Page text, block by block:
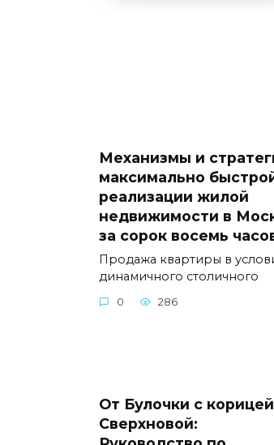
Механизмы и
максимально
реализации жилой
недвижимости в
за сорок восемь
Продажа квартиры в
динамичного столичного
0 286
От Булочки с
Сверхновой: